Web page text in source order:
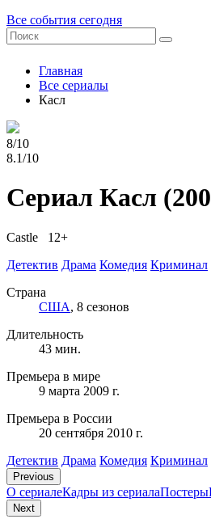
Все события сегодня
Главная
Все сериалы
Касл
8/10
8.1/10
Сериал Касл
Castle 12+
Детектив Драма Комедия Криминал
Страна
США, 8 сезонов
Длительность
43 мин.
Премьера в мире
9 марта 2009 г.
Премьера в России
20 сентября 2010 г.
Детектив Драма Комедия Криминал
Previous
О сериалеКадры из сериалaПостеры
Next